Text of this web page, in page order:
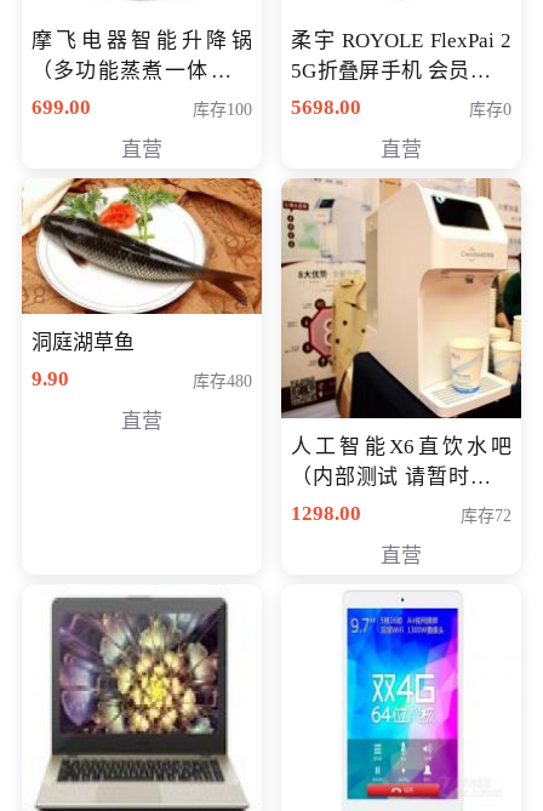
摩飞电器智能升降锅
（多功能蒸煮一体锅）
（智能升降养生锅） 会
699.00 库存100
直营
柔宇 ROYOLE FlexPai 2
5G折叠屏手机 会员专享
购买价格 4998元
5698.00 库存0
直营
洞庭湖草鱼
9.90
库存480
直营
人工智能X6直饮水吧
（内部测试 请暂时不要
购买）
1298.00 库存72
直营